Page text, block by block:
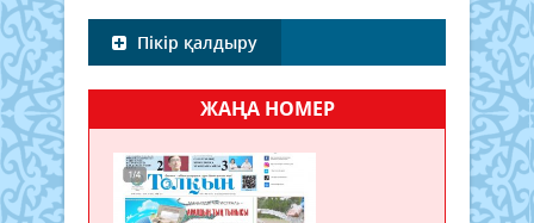
Пікір қалдыру
ЖАҢА НОМЕР